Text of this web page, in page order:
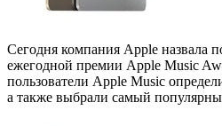
Сегодня компания Apple назвала
ежегодной премии Apple Music
пользователи Apple Music
а также выбрали самый